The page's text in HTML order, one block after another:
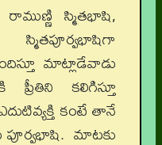
స్మితభాషి,
మాట్లాడేవాడు
కలిగిస్తూ
కంటే తానే
మాటకు